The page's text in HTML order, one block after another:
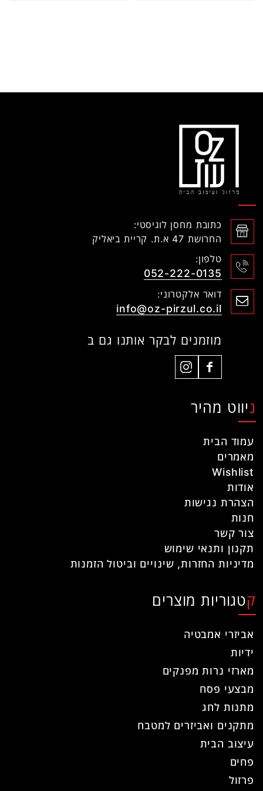
כתובת מחסן לוגיסטי:
החרושת 47 א.ת. קריית ביאליק
טלפון:
052-222-0135
דואר אלקטרוני:
info@oz-pirzul.co.il
מוזמנים לבקר אותנו גם ב
ניווט מהיר
עמוד הבית
מאמרים
Wishlist
אודות
הצהרת נגישות
חנות
צור קשר
תקנון ותנאי שימוש
מדיניות החזרות, שינויים וביטול הזמנות
קטגוריות מוצרים
אביזרי אמבטיה
ידיות
מארזי נרות מפנקים
מבצעי פסח
מתנות לחג
מתקנים ואביזרים למטבח
עיצוב הבית
פחים
פרזול